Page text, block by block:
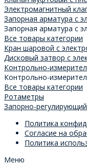
Электромагнитный
Запорная арматура с
Запорная арматура с
Все товары категории
Кран шаровой с
Дисковый затвор с
Контрольно-
Контрольно-
Все товары категории
Ротаметры
Запорно-
Политика
Согласие на
Политика
Меню